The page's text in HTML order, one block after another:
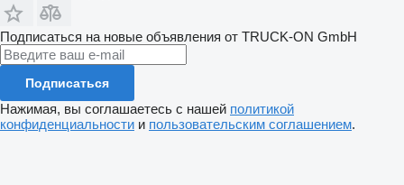
Подписаться на новые объявления от TRUCK-ON GmbH
Подписаться
Нажимая, вы соглашаетесь с нашей политикой
конфиденциальности и пользовательским соглашением.